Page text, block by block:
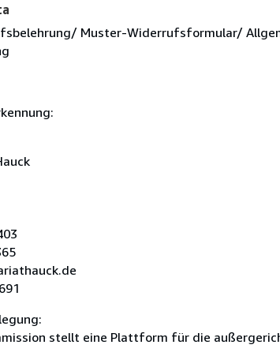
Muster-Widerrufsformular/
stellt eine Plattform für die